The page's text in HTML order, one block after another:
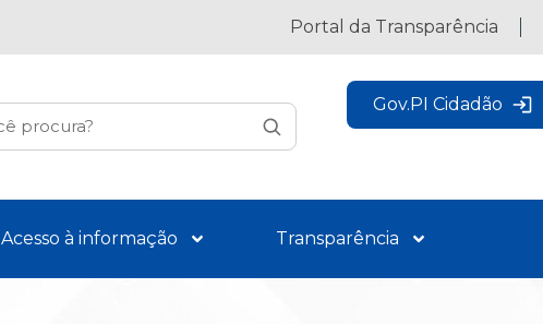
Portal da Transparência
Gov.PI Cidadão
Acesso à informação Transparência